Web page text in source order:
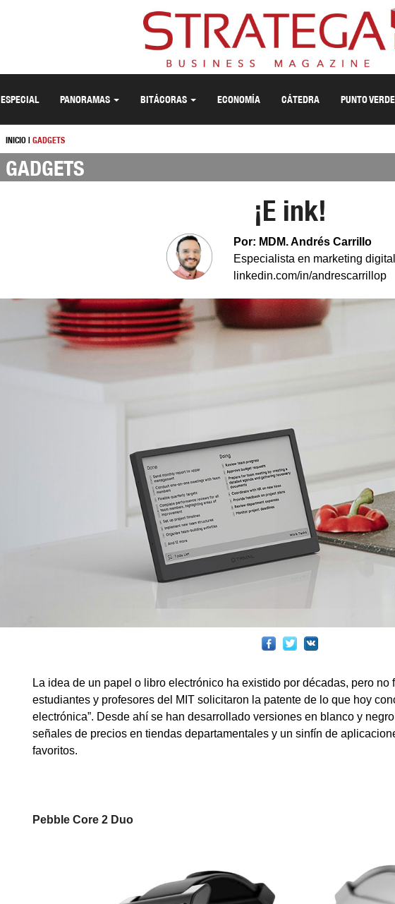
ESPECIAL PANORAMAS BITÁCORAS ECONOMÍA CÁTEDRA PUNTO VERDE
INICIO| GADGETS
GADGETS
¡E ink!
Por: MDM. Andrés Carrillo
Especialista en marketing digital
linkedin.com/in/andrescarrillop
La idea de un papel o libro electrónico ha existido por décadas, pero no
estudiantes y profesores del MIT solicitaron la patente de lo que hoy
electrónica”. Desde ahí se han desarrollado versiones en blanco y
señales de precios en tiendas departamentales y un sinfín de
favoritos.
Pebble Core 2 Duo